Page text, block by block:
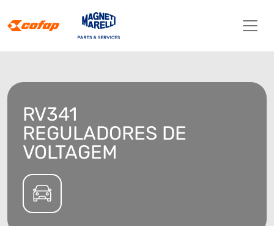
RV341
REGULADORES DE
VOLTAGEM